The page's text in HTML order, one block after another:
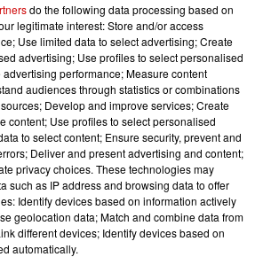
vos entrées pour le
du Sport Automobile au
!
vous invite à
Xperiences !
do the following data processing based on
legitimate interest: Store and/or access
Use limited data to select advertising; Create
advertising; Use profiles to select personalised
performance; Measure content
audiences through statistics or combinations
Develop and improve services; Create
content; Use profiles to select personalised
to select content; Ensure security, prevent and
Deliver and present advertising and content;
privacy choices. These technologies may
such as IP address and browsing data to offer
Identify devices based on information actively
geolocation data; Match and combine data from
different devices; Identify devices based on
automatically.